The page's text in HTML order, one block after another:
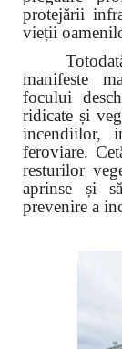
protejării
vieții
manifeste
focului
ridicate și
incendiilor,
feroviare.
resturilor
aprinse și
prevenire a